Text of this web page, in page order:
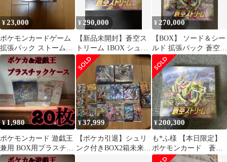
¥23,000
ポケモンカードゲーム
拡張パック ストームエ
メラルダ BOX シュリ
ンク付き
¥ 290,000
【新品未開封】蒼空ス
トリーム 1BOX シュリ
ンク付 当選品
¥ 270,000
【BOX】 ソード＆シー
ルド 拡張パック 蒼空ス
トリーム
¥1,980
ポケモンカード 遊戯王
兼用 BOX用プラスチッ
クケース ボックスロ
¥37,999
【ポケカ引退】シュリ
ンク付きBOX2箱未来の
¥200,300
も*ふ様 【本日限定】
ポケモンカード 蒼空
ストリーム シュリンク